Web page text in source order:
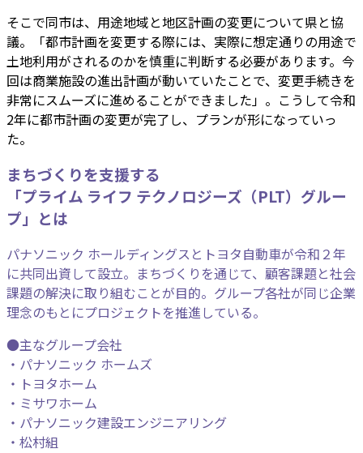
そこで同市は、用途地域と地区計画の変更について県と協
議。「都市計画を変更する際には、実際に想定通りの用途で
土地利用がされるのかを慎重に判断する必要があります。今
回は商業施設の進出計画が動いていたことで、変更手続きを
非常にスムーズに進めることができました」。こうして令和
2年に都市計画の変更が完了し、プランが形になっていっ
た。
まちづくりを支援する
「プライム ライフ テクノロジーズ （PLT） グルー
プ」とは
パナソニック ホールディングスとトヨタ自動車が令和２年
に共同出資して設立。まちづくりを通じて、顧客課題と社会
課題の解決に取り組むことが目的。グループ各社が同じ企業
理念のもとにプロジェクトを推進している。
●主なグループ会社
・パナソニック ホームズ
・トヨタホーム
・ミサワホーム
・パナソニック建設エンジニアリング
・松村組